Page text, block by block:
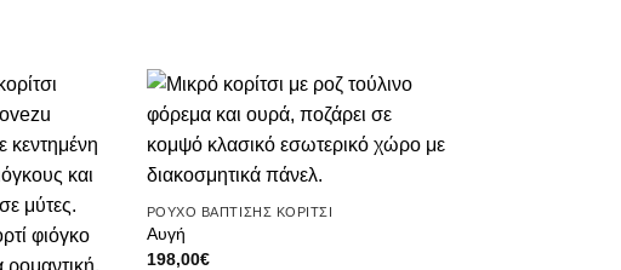
Πρόσθήκη
στην λίστα
επιθυμιών
Πρόσθήκη
στην λίστα
ΡΟΥΧΟ ΒΑΠΤΙΣΗΣ ΚΟΡΙΤΣΙ
Αυγή
198,00€